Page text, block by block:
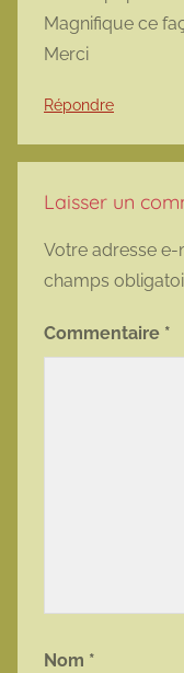
Magnifique ce
Merci
Répondre
Laisser un
Votre adresse e-
champs
Commentaire *
Nom *